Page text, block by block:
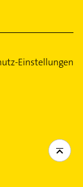
Einstellungen